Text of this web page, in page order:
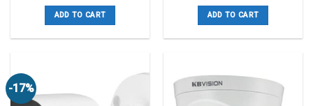
ADD TO CART ADD TO CART
-17%